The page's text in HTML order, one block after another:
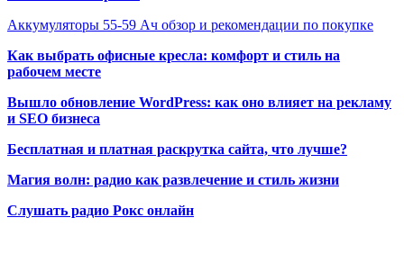
Аккумуляторы 55-59 Ач обзор и рекомендации по покупке
Как выбрать офисные кресла: комфорт и стиль на
рабочем месте
Вышло обновление WordPress: как оно влияет на рекламу
и SEO бизнеса
Бесплатная и платная раскрутка сайта, что лучше?
Магия волн: радио как развлечение и стиль жизни
Слушать радио Рокс онлайн